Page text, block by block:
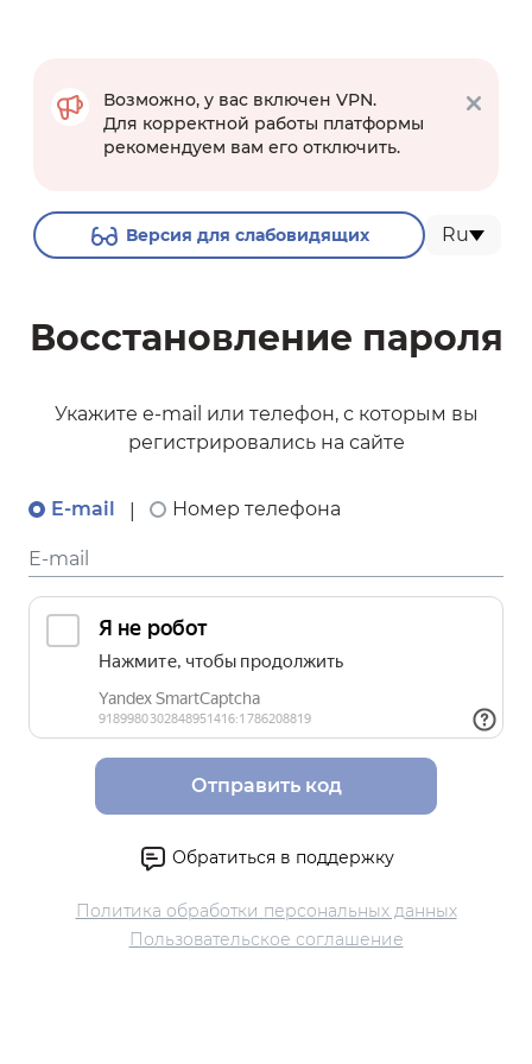
Версия для слабовидящих Ru
Возможно, у вас включен VPN.
Для корректной работы платформы
рекомендуем вам его отключить.
Восстановление пароля
Укажите e-mail или телефон, с которым вы
регистрировались на сайте
E-mail Номер телефона
Отправить код
Обратиться в поддержку
Политика обработки персональных данных
Пользовательское соглашение